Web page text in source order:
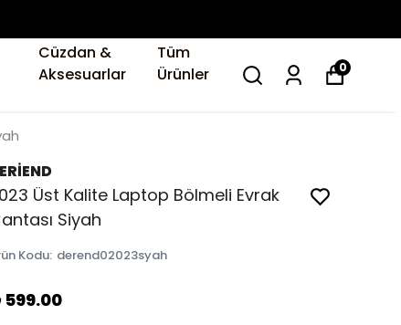
Cüzdan &
Aksesuarlar
Tüm
Ürünler
0
Üst Kalite Laptop Bölmeli Evrak
Siyah
Kodu: derend02023syah